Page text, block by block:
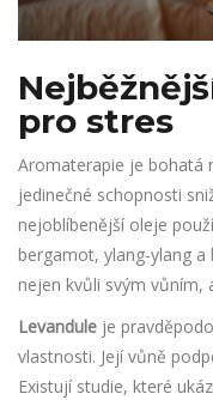
pro stres
Aromaterapie je bohatá
jedinečné schopnosti
nejoblíbenější oleje
bergamot, ylang-ylang
nejen kvůli svým vůním,
Levandule je
vlastnosti. Její vůně
Existují studie, které